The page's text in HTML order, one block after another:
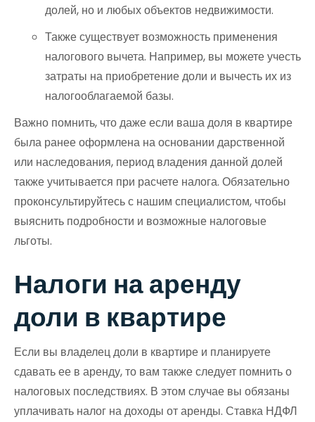
долей, но и любых объектов недвижимости.
Также существует возможность применения
налогового вычета. Например, вы можете учесть
затраты на приобретение доли и вычесть их из
налогооблагаемой базы.
Важно помнить, что даже если ваша доля в квартире
была ранее оформлена на основании дарственной
или наследования, период владения данной долей
также учитывается при расчете налога. Обязательно
проконсультируйтесь с нашим специалистом, чтобы
выяснить подробности и возможные налоговые
льготы.
Налоги на аренду
доли в квартире
Если вы владелец доли в квартире и планируете
сдавать ее в аренду, то вам также следует помнить о
налоговых последствиях. В этом случае вы обязаны
уплачивать налог на доходы от аренды. Ставка НДФЛ